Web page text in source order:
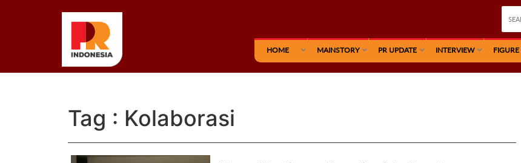
HOME MAINSTORY PR UPDATE INTERVIEW FIGURE
Tag : Kolaborasi